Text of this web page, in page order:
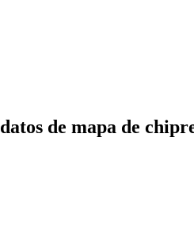
datos de mapa de